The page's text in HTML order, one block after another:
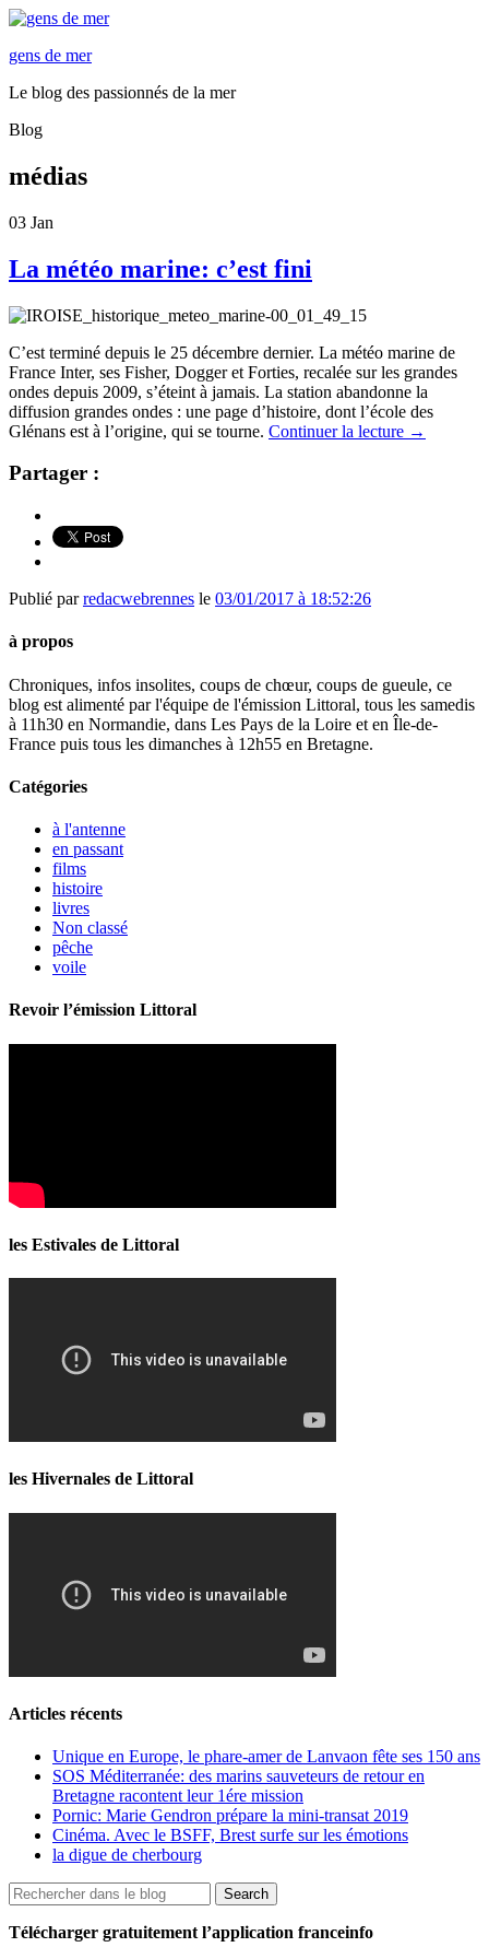
gens de mer
Le blog des passionnés de la mer
Blog
médias
03 Jan
La météo marine: c’est fini
C’est terminé depuis le 25 décembre dernier. La météo marine de
France Inter, ses Fisher, Dogger et Forties, recalée sur les grandes
ondes depuis 2009, s’éteint à jamais. La station abandonne la
diffusion grandes ondes : une page d’histoire, dont l’école des
Glénans est à l’origine, qui se tourne. Continuer la lecture →
Partager :
Publié parredacwebrennes le 03/01/2017 à 18:52:26
à propos
Chroniques, infos insolites, coups de chœur, coups de gueule, ce
blog est alimenté par l'équipe de l'émission Littoral, tous les samedis
à 11h30 en Normandie, dans Les Pays de la Loire et en Île-de-
France puis tous les dimanches à 12h55 en Bretagne.
Catégories
à l'antenne
en passant
films
histoire
livres
Non classé
pêche
voile
Revoir l’émission Littoral
les Estivales de Littoral
les Hivernales de Littoral
Articles récents
Unique en Europe, le phare-amer de Lanvaon fête ses 150 ans
SOS Méditerranée: des marins sauveteurs de retour en
Bretagne racontent leur 1ére mission
Pornic: Marie Gendron prépare la mini-transat 2019
Cinéma. Avec le BSFF, Brest surfe sur les émotions
la digue de cherbourg
Télécharger gratuitement l’application franceinfo